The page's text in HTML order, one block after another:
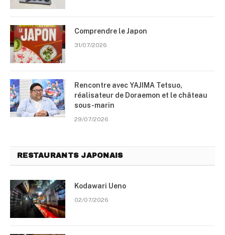
Comprendre le Japon
31/07/2026
Rencontre avec YAJIMA Tetsuo,
réalisateur de Doraemon et le château
sous-marin
29/07/2026
RESTAURANTS JAPONAIS
Kodawari Ueno
02/07/2026